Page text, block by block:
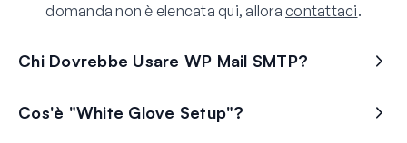
domanda non è elencata qui, allora contattaci.
Chi Dovrebbe Usare WP Mail SMTP?
Cos'è "White Glove Setup"?